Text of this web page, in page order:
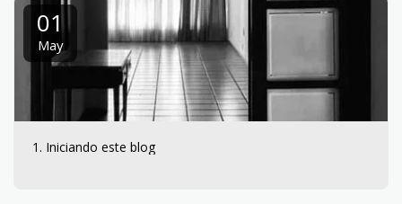
01
May
1. Iniciando este blog